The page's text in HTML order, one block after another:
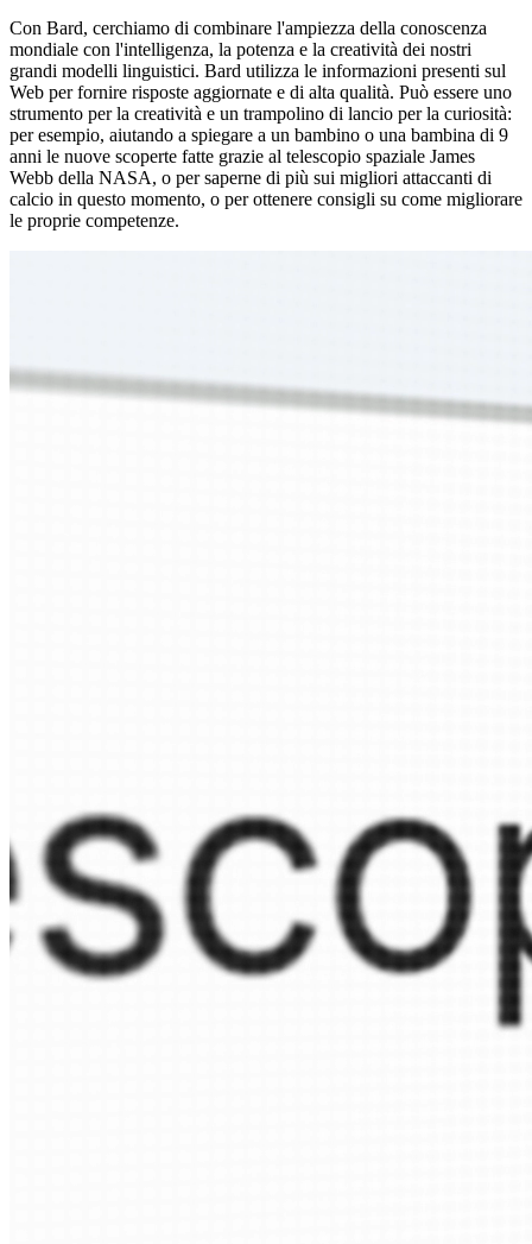
Con Bard, cerchiamo di combinare l'ampiezza della conoscenza
mondiale con l'intelligenza, la potenza e la creatività dei nostri
grandi modelli linguistici. Bard utilizza le informazioni presenti sul
Web per fornire risposte aggiornate e di alta qualità. Può essere uno
strumento per la creatività e un trampolino di lancio per la curiosità:
per esempio, aiutando a spiegare a un bambino o una bambina di 9
anni le nuove scoperte fatte grazie al telescopio spaziale James
Webb della NASA, o per saperne di più sui migliori attaccanti di
calcio in questo momento, o per ottenere consigli su come migliorare
le proprie competenze.